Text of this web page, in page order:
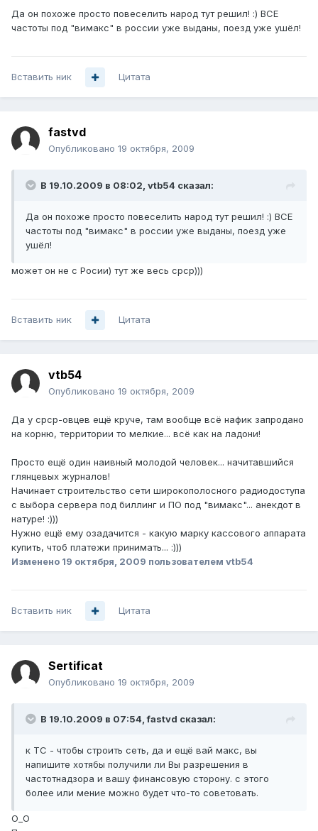
Да он похоже просто повеселить народ тут решил! :) ВСЕ
частоты под "вимакс" в россии уже выданы, поезд уже ушёл!
Вставить ник Цитата
fastvd
Опубликовано 19 октября, 2009
В 19.10.2009 в 08:02, vtb54 сказал:
Да он похоже просто повеселить народ тут решил! :) ВСЕ
частоты под "вимакс" в россии уже выданы, поезд уже
ушёл!
может он не с Росии) тут же весь срср)))
Вставить ник Цитата
vtb54
Опубликовано 19 октября, 2009
Да у срср-овцев ещё круче, там вообще всё нафик запродано
на корню, территории то мелкие... всё как на ладони!
Просто ещё один наивный молодой человек... начитавшийся
глянцевых журналов!
Начинает строительство сети широкополосного радиодоступа
с выбора сервера под биллинг и ПО под "вимакс"... анекдот в
натуре! :)))
Нужно ещё ему озадачится - какую марку кассового аппарата
купить, чтоб платежи принимать... :)))
Изменено 19 октября, 2009 пользователем vtb54
Вставить ник Цитата
Sertificat
Опубликовано 19 октября, 2009
В 19.10.2009 в 07:54, fastvd сказал:
к ТС - чтобы строить сеть, да и ещё вай макс, вы
напишите хотябы получили ли Вы разрешения в
частотнадзора и вашу финансовую сторону. с этого
более или мение можно будет что-то советовать.
О_О